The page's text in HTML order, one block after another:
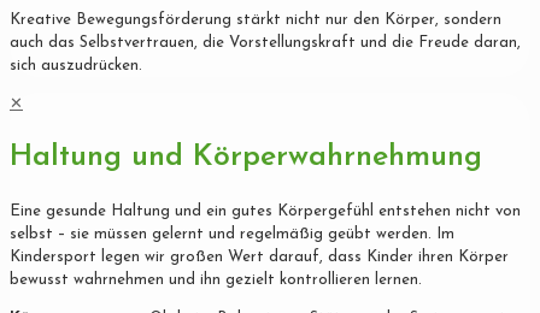
Kreative Bewegungsförderung stärkt nicht nur den Körper, sondern
auch das Selbstvertrauen, die Vorstellungskraft und die Freude daran,
sich auszudrücken.
✕
Haltung und Körperwahrnehmung
Eine gesunde Haltung und ein gutes Körpergefühl entstehen nicht von
selbst – sie müssen gelernt und regelmäßig geübt werden. Im
Kindersport legen wir großen Wert darauf, dass Kinder ihren Körper
bewusst wahrnehmen und ihn gezielt kontrollieren lernen.